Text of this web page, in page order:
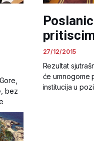
bez
27/12/2015
Rezultat
će umnogome
institucija u